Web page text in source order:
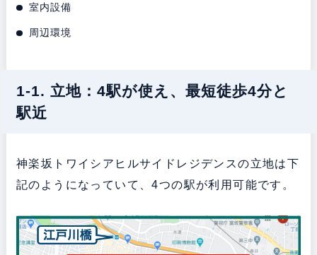
室内設備
周辺環境
1-1. 立地：4駅が使え、最短徒歩4分と
駅近
神楽坂トワイシアヒルサイドレジデンスの立地は下
記のようになっていて、4つの駅が利用可能です。